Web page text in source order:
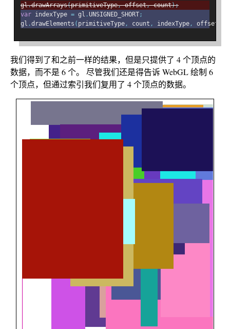
gl.drawArrays(primitiveType, offset, count);
var indexType = gl .UNSIGNED_SHORT;
gl .drawElements ( primitiveType, count , indexType, offset
我们得到了和之前一样的结果，但是只提供了 4 个顶点的
数据，而不是 6 个。 尽管我们还是得告诉 WebGL 绘制 6
个顶点，但通过索引我们复用了 4 个顶点的数据。